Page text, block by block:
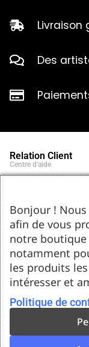
Des
Relation Client
Centre d'aide
Contact
Tel : 05.55.75.03.00
Email : contact@bozar-
Bozar Passion SARL
1 allée Louis Breguet
87220 Feytiat
Ressources
Le blog
Club Bozar Passion
Méthodes de
Bonjour !
afin de vous
notre boutique
notamment
les produits
intéresser et
Politique de